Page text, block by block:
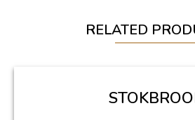
RELATED